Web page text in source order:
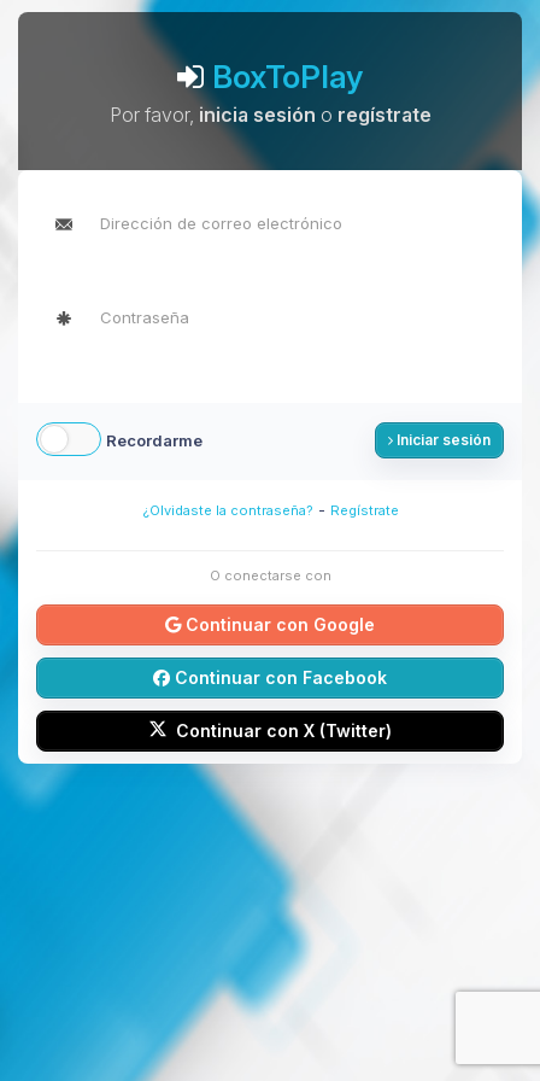
BoxToPlay
Por favor, inicia sesión o regístrate
Recordarme Iniciar sesión
¿Olvidaste la contraseña? - Regístrate
O conectarse con
Continuar con Google
Continuar con Facebook
Continuar con X (Twitter)